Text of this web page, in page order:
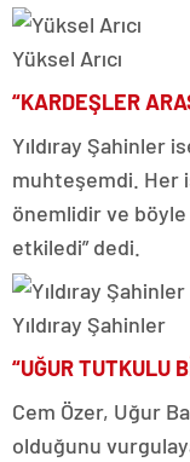
Yüksel Arıcı
“KARDEŞLER
Yıldıray Şahinler
muhteşemdi. Her
önemlidir ve
etkiledi” dedi.
Yıldıray Şahinler
“UĞUR TUTKULU
Cem Özer, Uğur
olduğunu